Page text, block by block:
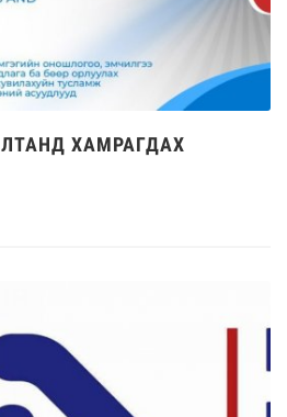
ХАМРАГДАХ